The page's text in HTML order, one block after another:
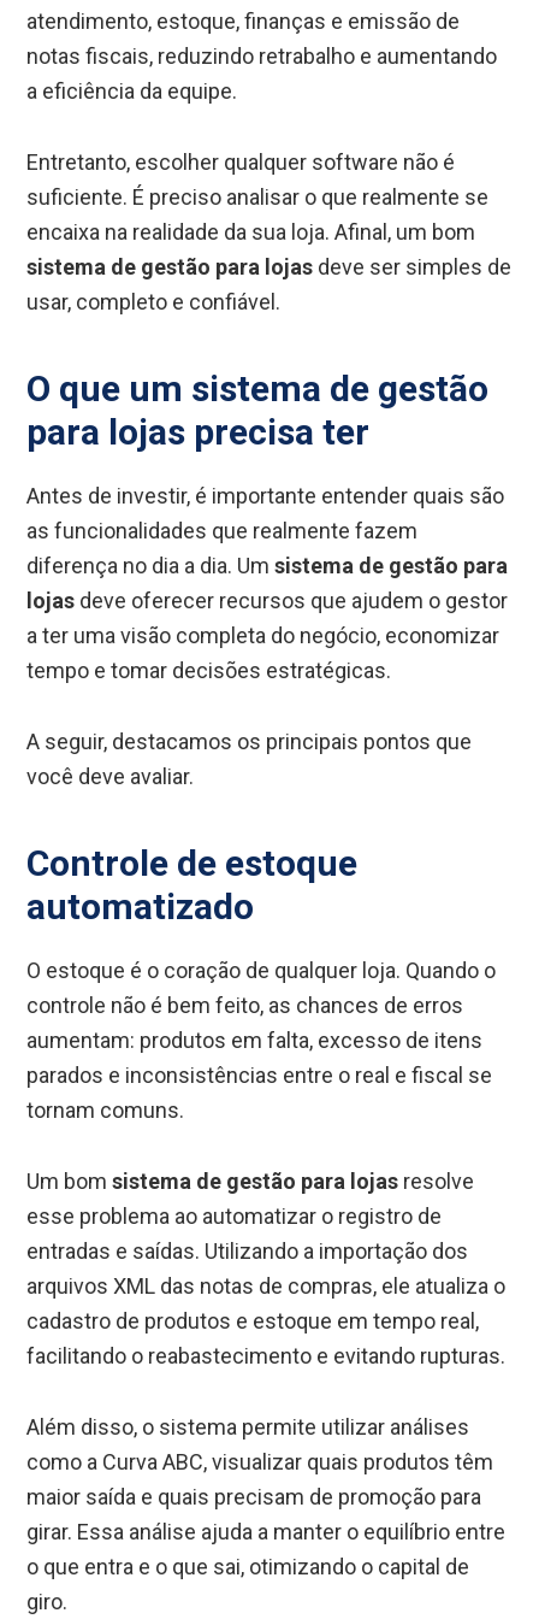
atendimento, estoque, finanças e emissão de
notas fiscais, reduzindo retrabalho e aumentando
a eficiência da equipe.
Entretanto, escolher qualquer software não é
suficiente. É preciso analisar o que realmente se
encaixa na realidade da sua loja. Afinal, um bom
sistema de gestão para lojas deve ser simples de
usar, completo e confiável.
O que um sistema de gestão
para lojas precisa ter
Antes de investir, é importante entender quais são
as funcionalidades que realmente fazem
diferença no dia a dia. Umsistema de gestão para
lojas deve oferecer recursos que ajudem o gestor
a ter uma visão completa do negócio, economizar
tempo e tomar decisões estratégicas.
A seguir, destacamos os principais pontos que
você deve avaliar.
Controle de estoque
automatizado
O estoque é o coração de qualquer loja. Quando o
controle não é bem feito, as chances de erros
aumentam: produtos em falta, excesso de itens
parados e inconsistências entre o real e fiscal se
tornam comuns.
Um bomsistema de gestão para lojas resolve
esse problema ao automatizar o registro de
entradas e saídas. Utilizando a importação dos
arquivos XML das notas de compras, ele atualiza o
cadastro de produtos e estoque em tempo real,
facilitando o reabastecimento e evitando rupturas.
Além disso, o sistema permite utilizar análises
como a Curva ABC, visualizar quais produtos têm
maior saída e quais precisam de promoção para
girar. Essa análise ajuda a manter o equilíbrio entre
o que entra e o que sai, otimizando o capital de
giro.